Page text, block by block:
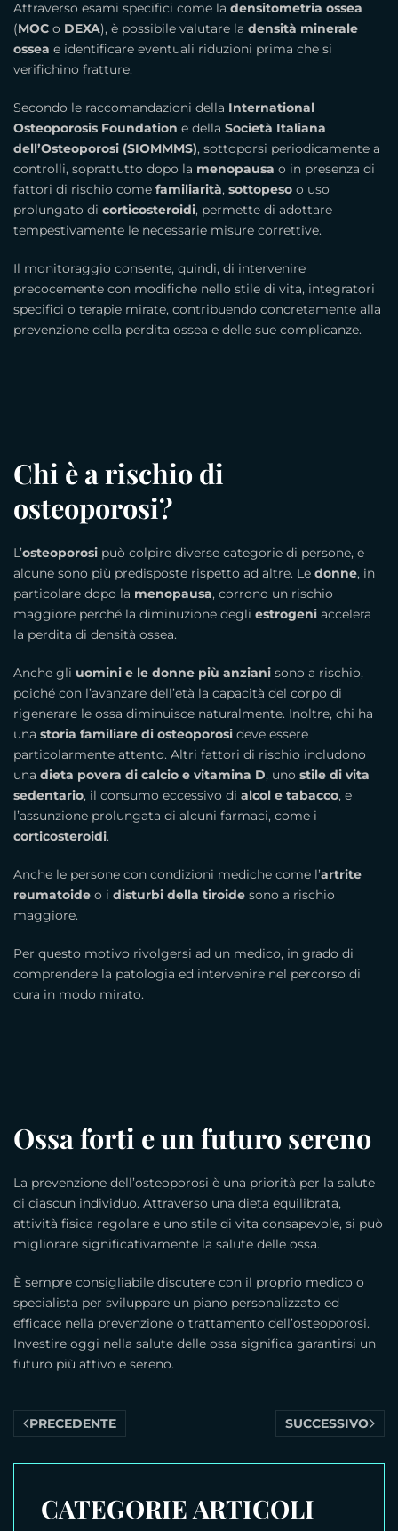
Attraverso esami specifici come la densitometria ossea
(MOC o DEXA), è possibile valutare la densità minerale
ossea e identificare eventuali riduzioni prima che si
verifichino fratture.
Secondo le raccomandazioni della International
Osteoporosis Foundation e della Società Italiana
dell’Osteoporosi (SIOMMMS), sottoporsi periodicamente a
controlli, soprattutto dopo la menopausa o in presenza di
fattori di rischio come familiarità, sottopeso o uso
prolungato di corticosteroidi, permette di adottare
tempestivamente le necessarie misure correttive.
Il monitoraggio consente, quindi, di intervenire
precocemente con modifiche nello stile di vita, integratori
specifici o terapie mirate, contribuendo concretamente alla
prevenzione della perdita ossea e delle sue complicanze.
Chi è a rischio di
osteoporosi?
L’osteoporosi può colpire diverse categorie di persone, e
alcune sono più predisposte rispetto ad altre. Le donne, in
particolare dopo la menopausa, corrono un rischio
maggiore perché la diminuzione degli estrogeni accelera
la perdita di densità ossea.
Anche gli uomini e le donne più anziani sono a rischio,
poiché con l’avanzare dell’età la capacità del corpo di
rigenerare le ossa diminuisce naturalmente. Inoltre, chi ha
una storia familiare di osteoporosi deve essere
particolarmente attento. Altri fattori di rischio includono
una dieta povera di calcio e vitamina D, uno stile di vita
sedentario, il consumo eccessivo di alcol e tabacco, e
l’assunzione prolungata di alcuni farmaci, come i
corticosteroidi.
Anche le persone con condizioni mediche come l’artrite
reumatoide o i disturbi della tiroide sono a rischio
maggiore.
Per questo motivo rivolgersi ad un medico, in grado di
comprendere la patologia ed intervenire nel percorso di
cura in modo mirato.
Ossa forti e un futuro sereno
La prevenzione dell’osteoporosi è una priorità per la salute
di ciascun individuo. Attraverso una dieta equilibrata,
attività fisica regolare e uno stile di vita consapevole, si può
migliorare significativamente la salute delle ossa.
È sempre consigliabile discutere con il proprio medico o
specialista per sviluppare un piano personalizzato ed
efficace nella prevenzione o trattamento dell’osteoporosi.
Investire oggi nella salute delle ossa significa garantirsi un
futuro più attivo e sereno.
PRECEDENTE SUCCESSIVO
CATEGORIE ARTICOLI